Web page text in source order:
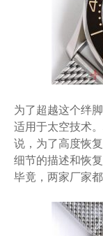
为了超越这个绊
适用于太空技术
说，为了高度恢
细节的描述和恢
毕竟，两家厂家